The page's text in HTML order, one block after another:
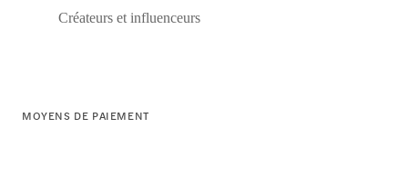
Créateurs et influenceurs
MOYENS DE PAIEMENT